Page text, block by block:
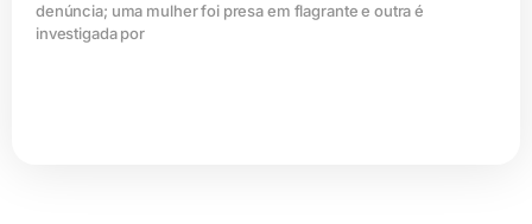
denúncia; uma mulher foi presa em flagrante e outra é
investigada por